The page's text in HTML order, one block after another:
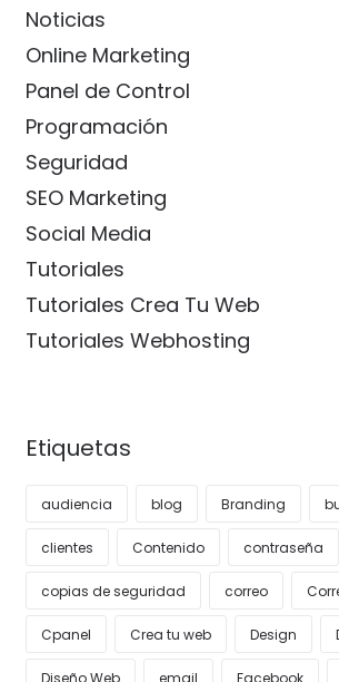
Noticias
Online Marketing
Panel de Control
Programación
Seguridad
SEO Marketing
Social Media
Tutoriales
Tutoriales Crea Tu Web
Tutoriales Webhosting
Etiquetas
audiencia blog Branding
clientes Contenido contraseña
copias de seguridad correo
Cpanel Crea tu web Design